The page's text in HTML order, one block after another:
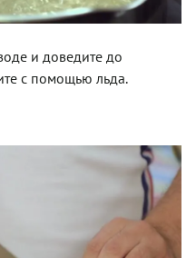
и доведите до
с помощью льда.